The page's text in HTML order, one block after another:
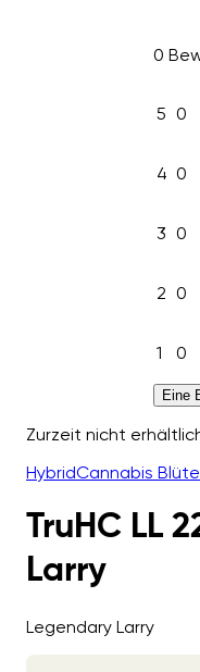
0
5 0
4 0
3 0
2 0
1 0
Eine
Zurzeit nicht
HybridCannabis
TruHC LL
Larry
Legendary Larry